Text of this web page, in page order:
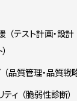
（テスト計画・設計
）
（品質管理・品質戦
ィ （脆弱性診断）